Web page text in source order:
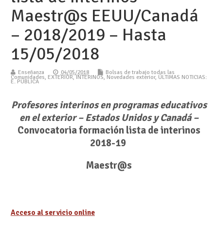
Maestr@s EEUU/Canadá
– 2018/2019 – Hasta
15/05/2018
Enseñanza 04/05/2018 Bolsas de trabajo todas las
Comunidades, EXTERIOR,INTERINOS, Novedades exterior, ÚLTIMAS NOTICIAS:
E. PÚBLICA
Profesores interinos en programas educativos
en el exterior – Estados Unidos y Canadá –
Convocatoria formación lista de interinos
2018-19
Maestr@s
Acceso al servicio online